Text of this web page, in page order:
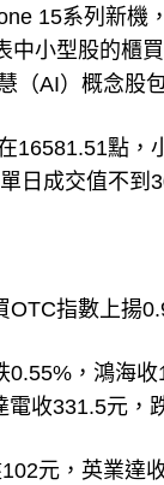
15系列新機
中小型股的櫃
（AI）概念股
16581.51點
日成交值不
指數上揚
，鴻海
收331.5元，
元，英業達